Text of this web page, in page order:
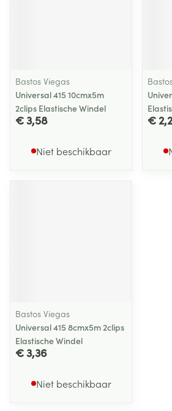
Bastos Viegas
Universal 415 10cmx5m
2clips Elastische Windel
€ 3,58
Niet beschikbaar
€
Bastos Viegas
Universal 415 8cmx5m 2clips
Elastische Windel
€ 3,36
Niet beschikbaar